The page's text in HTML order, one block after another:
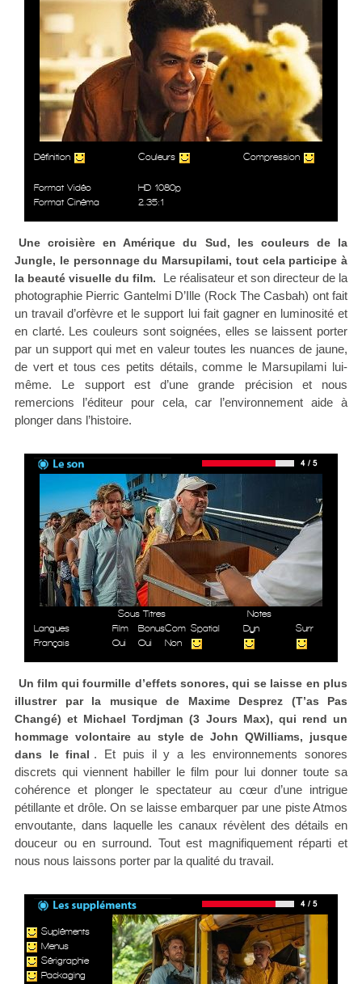
Définition Couleurs Compression
Format Vidéo
HD 1080p
Format Cinéma
2.35:1
Une croisière en Amérique du Sud, les couleurs de la
Jungle, le personnage du Marsupilami, tout cela participe à
la beauté visuelle du film.
Le réalisateur et son directeur de la
photographie Pierric Gantelmi D’Ille (Rock The Casbah) ont fait
un travail d’orfèvre et le support lui fait gagner en luminosité et
en clarté. Les couleurs sont soignées, elles se laissent porter
par un support qui met en valeur toutes les nuances de jaune,
de vert et tous ces petits détails, comme le Marsupilami lui-
même. Le support est d’une grande précision et nous
remercions l’éditeur pour cela, car l’environnement aide à
plonger dans l’histoire.
Sous Titres
Notes
Langues
Film BonusCom Spatial Dyn
Surr
Français
Oui Oui Non
Un film qui fourmille d’effets sonores, qui se laisse en plus
illustrer par la musique de Maxime Desprez (T’as Pas
Changé) et Michael Tordjman (3 Jours Max), qui rend un
hommage volontaire au style de John QWilliams, jusque
dans le final . Et puis il y a les environnements sonores
discrets qui viennent habiller le film pour lui donner toute sa
cohérence et plonger le spectateur au cœur d’une intrigue
pétillante et drôle. On se laisse embarquer par une piste Atmos
envoutante, dans laquelle les canaux révèlent des détails en
douceur ou en surround. Tout est magnifiquement réparti et
nous nous laissons porter par la qualité du travail.
Supléments
Menus
Sérigraphie
Packaging